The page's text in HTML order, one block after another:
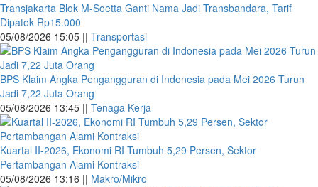
Transjakarta Blok M-Soetta Ganti Nama Jadi Transbandara, Tarif
Dipatok Rp15.000
05/08/2026 15:05 || Transportasi
BPS Klaim Angka Pengangguran di Indonesia pada Mei 2026 Turun
Jadi 7,22 Juta Orang
05/08/2026 13:45 || Tenaga Kerja
Kuartal II-2026, Ekonomi RI Tumbuh 5,29 Persen, Sektor
Pertambangan Alami Kontraksi
05/08/2026 13:16 || Makro/Mikro